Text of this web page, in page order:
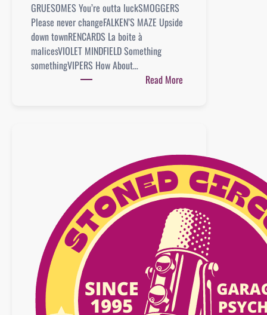
GRUESOMES You’re outta luckSMOGGERS
Please never changeFALKEN’S MAZE Upside
down townRENCARDS La boite à
malicesVIOLET MINDFIELD Something
somethingVIPERS How About…
Read More
2026
–
BEST
OF
ALBUMS
/
SINGLES
–
n°48